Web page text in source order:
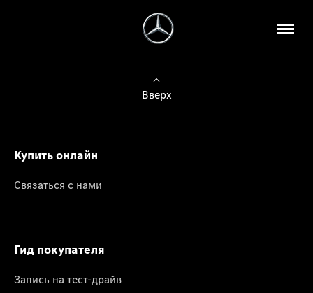
Вверх
Купить онлайн
Связаться с нами
Гид покупателя
Запись на тест-драйв